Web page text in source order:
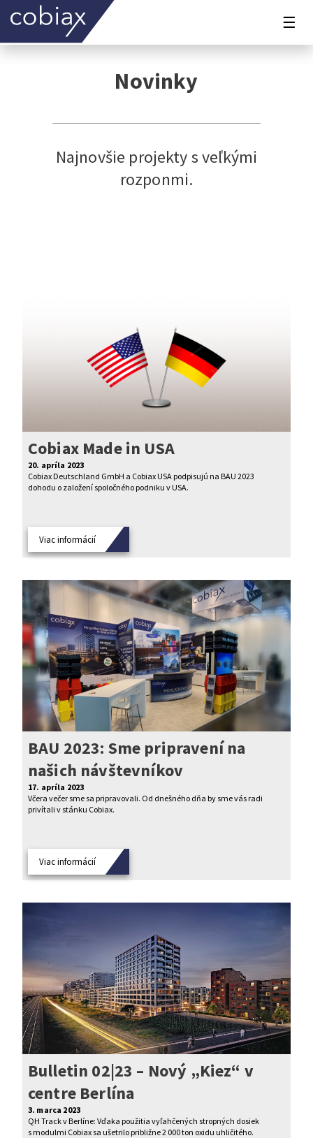
☰
Novinky
Najnovšie projekty s veľkými
rozponmi.
Cobiax Made in USA
20. apríla 2023
Cobiax Deutschland GmbH a Cobiax USA podpisujú na BAU 2023
dohodu o založení spoločného podniku v USA.
Viac informácií
BAU 2023: Sme pripravení na
našich návštevníkov
17. apríla 2023
Včera večer sme sa pripravovali. Od dnešného dňa by sme vás radi
privítali v stánku Cobiax.
Viac informácií
Bulletin 02|23 – Nový „Kiez“ v
centre Berlína
3. marca 2023
QH Track v Berlíne: Vďaka použitia vyľahčených stropných dosiek
s modulmi Cobiax sa ušetrilo približne 2 000 ton oxidu uhličitého.